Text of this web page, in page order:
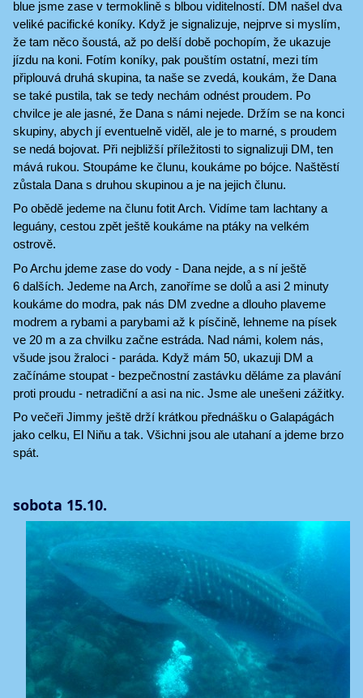
blue jsme zase v termoklině s blbou viditelností. DM našel dva
veliké pacifické koníky. Když je signalizuje, nejprve si myslím,
že tam něco šoustá, až po delší době pochopím, že ukazuje
jízdu na koni. Fotím koníky, pak pouštím ostatní, mezi tím
připlouvá druhá skupina, ta naše se zvedá, koukám, že Dana
se také pustila, tak se tedy nechám odnést proudem. Po
chvilce je ale jasné, že Dana s námi nejede. Držím se na konci
skupiny, abych jí eventuelně viděl, ale je to marné, s proudem
se nedá bojovat. Při nejbližší příležitosti to signalizuji DM, ten
mává rukou. Stoupáme ke člunu, koukáme po bójce. Naštěstí
zůstala Dana s druhou skupinou a je na jejich člunu.
Po obědě jedeme na člunu fotit Arch. Vidíme tam lachtany a
leguány, cestou zpět ještě koukáme na ptáky na velkém
ostrově.
Po Archu jdeme zase do vody - Dana nejde, a s ní ještě
6 dalších. Jedeme na Arch, zanoříme se dolů a asi 2 minuty
koukáme do modra, pak nás DM zvedne a dlouho plaveme
modrem a rybami a parybami až k písčině, lehneme na písek
ve 20 m a za chvilku začne estráda. Nad námi, kolem nás,
všude jsou žraloci - paráda. Když mám 50, ukazuji DM a
začínáme stoupat - bezpečnostní zastávku děláme za plavání
proti proudu - netradiční a asi na nic. Jsme ale unešeni zážitky.
Po večeři Jimmy ještě drží krátkou přednášku o Galapágách
jako celku, El Niňu a tak. Všichni jsou ale utahaní a jdeme brzo
spát.
sobota 15.10.